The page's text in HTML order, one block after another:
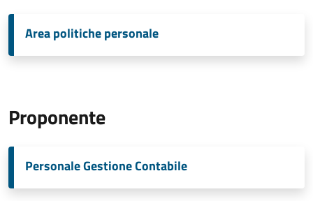
Area politiche personale
Proponente
Personale Gestione Contabile